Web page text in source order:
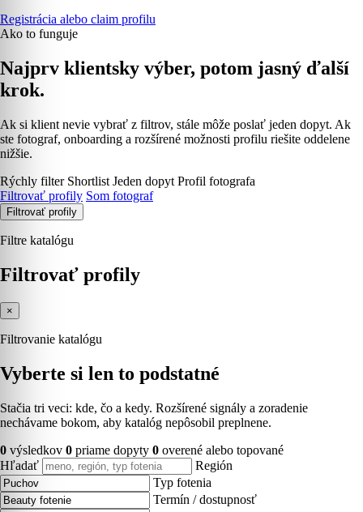
Registrácia alebo claim profilu
Ako to funguje
Najprv klientsky výber, potom jasný ďalší
krok.
Ak si klient nevie vybrať z filtrov, stále môže poslať jeden dopyt. Ak
ste fotograf, onboarding a rozšírené možnosti profilu riešite oddelene
nižšie.
Rýchly filter Shortlist Jeden dopyt Profil fotografa
Filtrovať profily Som fotograf
Filtrovať profily
Filtre katalógu
Filtrovať profily
×
Filtrovanie katalógu
Vyberte si len to podstatné
Stačia tri veci: kde, čo a kedy. Rozšírené signály a zoradenie
nechávame bokom, aby katalóg nepôsobil preplnene.
0 výsledkov 0 priame dopyty 0 overené alebo topované
Hľadať
Región
Typ fotenia
Termín / dostupnosť